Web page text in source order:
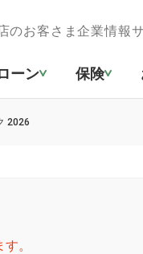
のお客さま企業情報
ーン 保険
2026
。